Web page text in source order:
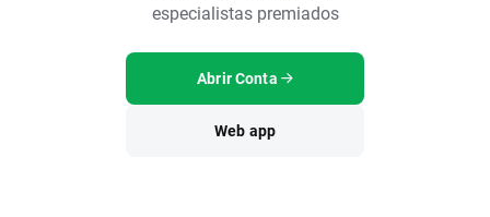
especialistas premiados
Abrir Conta
Web app